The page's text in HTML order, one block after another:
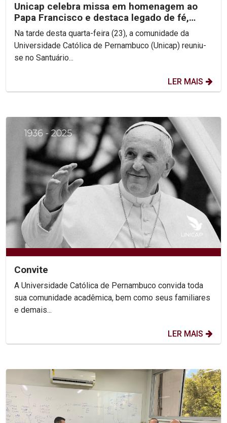
Unicap celebra missa em homenagem ao
Papa Francisco e destaca legado de fé,
simplicidade e...
Na tarde desta quarta-feira (23), a comunidade da
Universidade Católica de Pernambuco (Unicap) reuniu-
se no Santuário...
LER MAIS
Convite
A Universidade Católica de Pernambuco convida toda
sua comunidade acadêmica, bem como seus familiares
e demais...
LER MAIS